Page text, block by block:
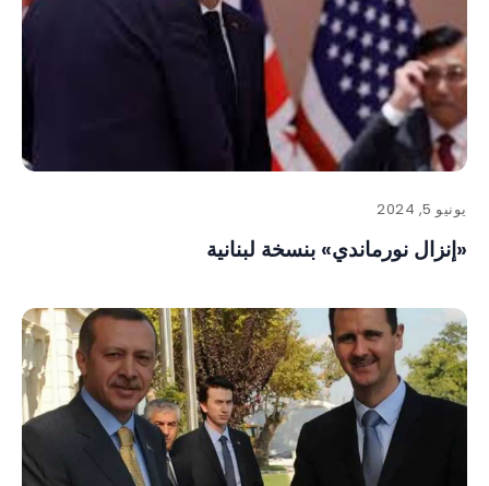
يونيو 5, 2024
«إنزال نورماندي» بنسخة لبنانية